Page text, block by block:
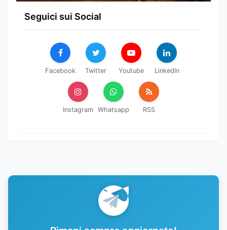
Seguici sui Social
Facebook Twitter Youtube LinkedIn
Instagram Whatsapp RSS